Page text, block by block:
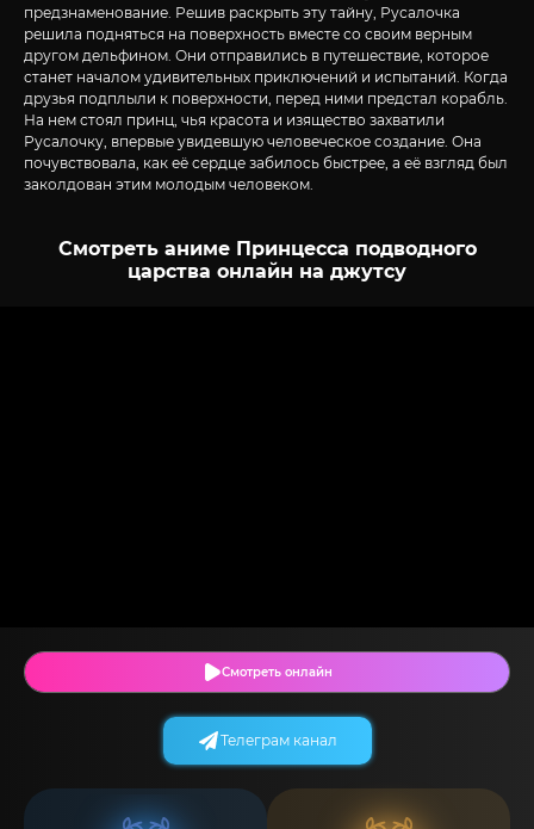
предзнаменование. Решив раскрыть эту тайну, Русалочка
решила подняться на поверхность вместе со своим верным
другом дельфином. Они отправились в путешествие, которое
станет началом удивительных приключений и испытаний. Когда
друзья подплыли к поверхности, перед ними предстал корабль.
На нем стоял принц, чья красота и изящество захватили
Русалочку, впервые увидевшую человеческое создание. Она
почувствовала, как её сердце забилось быстрее, а её взгляд был
заколдован этим молодым человеком.
Смотреть аниме Принцесса подводного
царства онлайн на джутсу
Смотреть онлайн
Телеграм канал